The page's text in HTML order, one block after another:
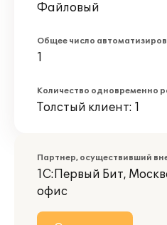
Файловый
Общее число
1
Количество одновременно
Толстый клиент: 1
Партнер, осуществивший
1С:Первый Бит,
офис